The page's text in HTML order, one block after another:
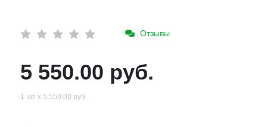
Отзывы
5 550.00 руб.
1 шт х 5 550.00 руб.